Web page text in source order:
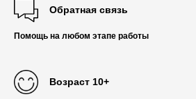
Обратная связь
Помощь на любом этапе работы
Возраст 10+